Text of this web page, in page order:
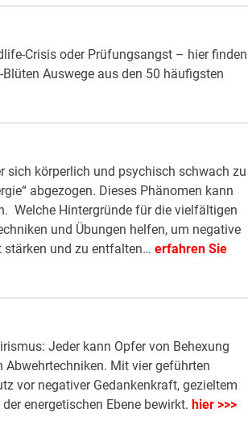
Crisis oder Prüfungsangst – hier finden
Auswege aus den 50 häufigsten
sich körperlich und psychisch schwach zu
abgezogen. Dieses Phänomen kann
Welche Hintergründe für die vielfältigen
und Übungen helfen, um negative
stärken und zu entfalten… erfahren Sie
Jeder kann Opfer von Behexung
Mit vier geführten
vor negativer Gedankenkraft, gezieltem
energetischen Ebene bewirkt. hier >>>